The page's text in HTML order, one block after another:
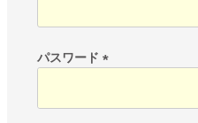
パスワード